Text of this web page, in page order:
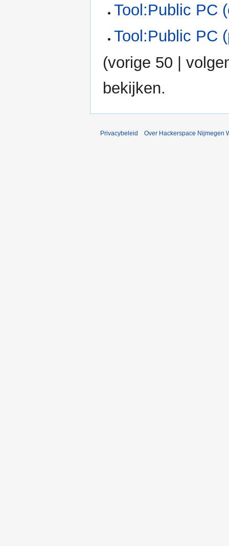
Tool:Public PC
Tool:Public PC
(vorige 50 |
bekijken.
Privacybeleid Over Hackerspace Nijmegen